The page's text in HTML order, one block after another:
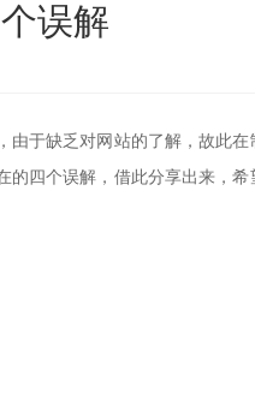
误解
于缺乏对网站的了解，故此
四个误解，借此分享出来，